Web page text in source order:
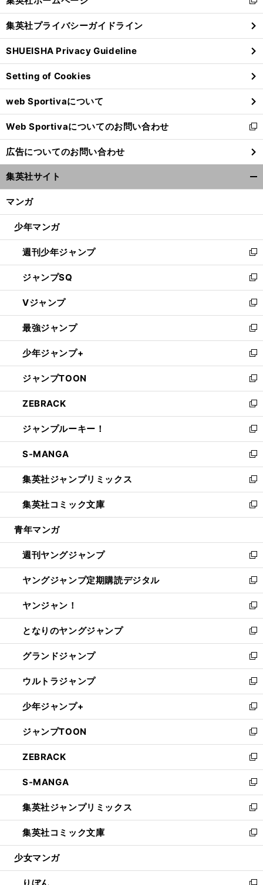
レミアリーグ最注目選手はチェルシーのコール
パーマー
驚異的な得点関与数の要因は
閉
る
新
し
い
ウ
ィ
ン
ド
ウ
で
開
く
集英社プライバシーガイドライン
SHUEISHA Privacy Guideline
Setting of Cookies
web Sportivaについて
Web Sportivaについてのお問い合わせ
新
し
い
ウ
ィ
ン
ウ
開
く
広告についてのお問い合わせ
集英社サイト
マンガ
少年マンガ
週刊少年ジャンプ
新
し
い
ウ
ィ
ン
ド
ウ
で
開
く
ジャンプSQ
新
し
い
ウ
ィ
ン
ド
ウ
で
開
く
Vジャンプ
新
し
い
ウ
ィ
ン
ド
ウ
で
開
く
最強ジャンプ
新
し
い
ウ
ィ
ン
ド
ウ
で
開
く
少年ジャンプ+
新
し
い
ウ
ィ
ン
ド
ウ
で
開
く
ジャンプTOON
新
し
い
ウ
ィ
ン
ド
ウ
で
開
く
ZEBRACK
新
し
い
ウ
ィ
ン
ド
ウ
で
開
ジャンプルーキー！
新
し
い
ウ
ィ
ン
ド
ウ
開
く
S-MANGA
新
し
い
ウ
ィ
ン
ウ
で
開
く
集英社ジャンプリミックス
新
し
い
ウ
ン
ド
ウ
で
開
く
集英社コミック文庫
新
し
ウ
ィ
ン
ド
ウ
で
開
く
青年マンガ
週刊ヤングジャンプ
新
し
い
ウ
ィ
ン
ド
ウ
で
開
く
ヤングジャンプ定期購読デジタル
新
し
い
ウ
ィ
ン
ド
ウ
で
開
く
ヤンジャン！
新
し
い
ウ
ィ
ン
ド
ウ
で
開
く
となりのヤングジャンプ
新
し
い
ウ
ィ
ン
ド
ウ
で
開
く
グランドジャンプ
新
し
い
ウ
ィ
ン
ド
ウ
で
開
く
ウルトラジャンプ
新
し
い
ウ
ィ
ン
ド
ウ
で
開
く
少年ジャンプ+
新
し
い
ウ
ィ
ン
ド
ウ
で
開
く
ジャンプTOON
新
し
い
ウ
ィ
ン
ド
ウ
で
開
ZEBRACK
新
し
い
ウ
ィ
ン
ド
ウ
開
く
S-MANGA
新
し
い
ウ
ィ
ン
ウ
集英社ジャンプリミックス
新
し
い
ウ
ン
集英社コミック文庫
新
し
ウ
少女マンガ